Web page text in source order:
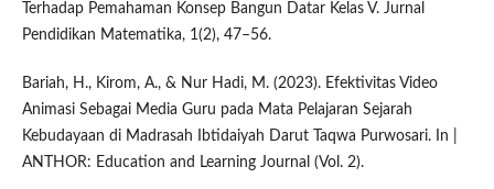
Terhadap Pemahaman Konsep Bangun Datar Kelas V. Jurnal
Pendidikan Matematika, 1(2), 47–56.
Bariah, H., Kirom, A., & Nur Hadi, M. (2023). Efektivitas Video
Animasi Sebagai Media Guru pada Mata Pelajaran Sejarah
Kebudayaan di Madrasah Ibtidaiyah Darut Taqwa Purwosari. In |
ANTHOR: Education and Learning Journal (Vol. 2).